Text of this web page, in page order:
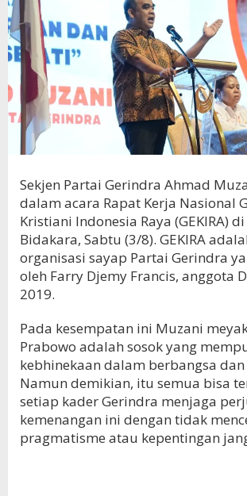
Sekjen Partai Gerindra Ahmad
dalam acara Rapat Kerja Nasional
Kristiani Indonesia Raya (GEKIRA)
Bidakara, Sabtu (3/8). GEKIRA
organisasi sayap Partai Gerindra
oleh Farry Djemy Francis, anggota
2019.
Pada kesempatan ini Muzani
Prabowo adalah sosok yang
kebhinekaan dalam berbangsa
Namun demikian, itu semua bisa
setiap kader Gerindra menjaga
kemenangan ini dengan tidak
pragmatisme atau kepentingan